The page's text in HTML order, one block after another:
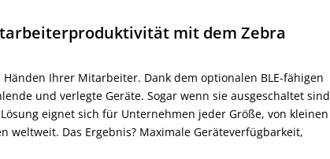
mit dem Zebra
Ihrer Mitarbeiter. Dank dem optionalen BLE-fähigen
und verlegte Geräte. Sogar wenn sie ausgeschaltet sind
eignet sich für Unternehmen jeder Größe, von kleinen
Das Ergebnis? Maximale Geräteverfügbarkeit,